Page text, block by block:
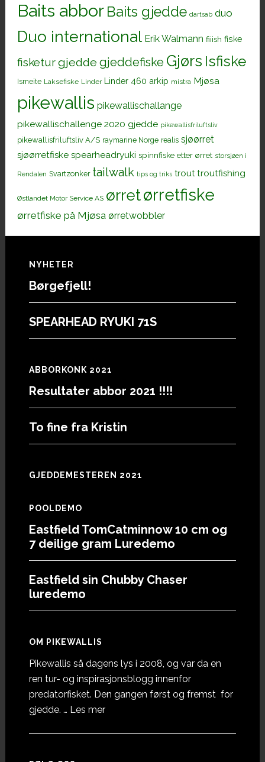
Baits abbor Baits gjedde dartsab duo
Duo international Erik Walmann fiiish fiske
fisketurgjedde gjeddefiske Gjørs Isfiske
Ismeite Laksefiske Linder Linder 460 arkip mistra Mjøsa
pikewallis pikewallischallange
pikewallischallenge 2020 gjedde pikewallisfriluftsliv
pikewallisfriluftsliv A/S raymarine Norge realis sjøørret
sjøørretfiske spearheadryuki spinnfiske etter ørret storsjøen i
Rendalen Svartzonker tailwalk tips og triks trout troutfishing
Østlandet Motor Service AS ørretørretfiske
ørretfiske på Mjøsa ørretwobbler
Footer
NYHETER
Børgefjell!
SPEARHEAD RYUKI 71S
ABBORKONK 2021
Resultater abbor 2021 !!!!
To fine fra Kristin
GJEDDEMESTEREN 2021
POOLDEMO
Eastfield TomCatminnow 10 cm og
7 deilige gram Luredemo
Eastfield sin Chubby Chaser
luredemo
OM PIKEWALLIS
Pikewallis så dagens lys i 2008, og var da en
ren tur- og inspirasjonsblogg innenfor
predatorfisket. Den gangen først og fremst for
gjedde. … Les meromOm